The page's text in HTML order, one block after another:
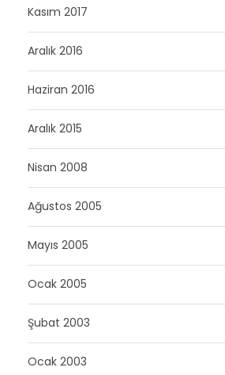
Kasım 2017
Aralık 2016
Haziran 2016
Aralık 2015
Nisan 2008
Ağustos 2005
Mayıs 2005
Ocak 2005
Şubat 2003
Ocak 2003